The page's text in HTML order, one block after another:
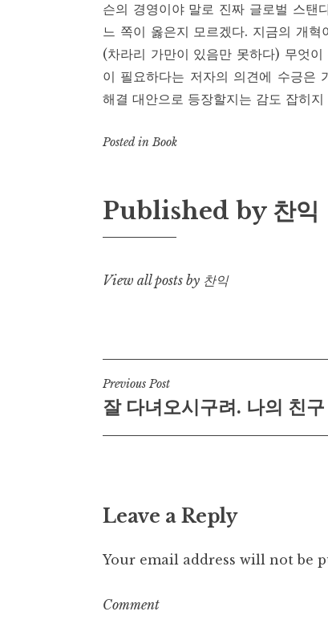
슨의 경영이야 말로 진짜 글로벌 스탠
느 쪽이 옳은지 모르겠다. 지금의 개
(차라리 가만이 있음만 못하다) 무엇
이 필요하다는 저자의 의견에 수긍은
해결 대안으로 등장할지는 감도 잡히지
Posted inBook
Published by 찬익
View all posts by 찬익
Post
navigation
Previous Post
잘 다녀오시구려. 나의 친구
Leave a Reply
Your email address will not be